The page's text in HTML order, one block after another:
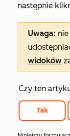
następnie
Uwaga:
widoków
Czy ten
Tak